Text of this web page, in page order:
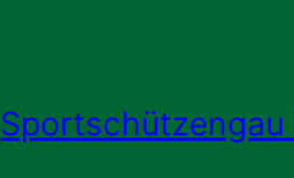
Sportschützengau